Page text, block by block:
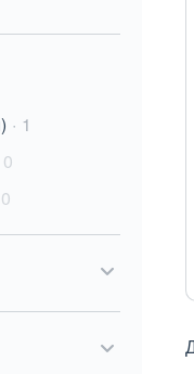
1
0
0